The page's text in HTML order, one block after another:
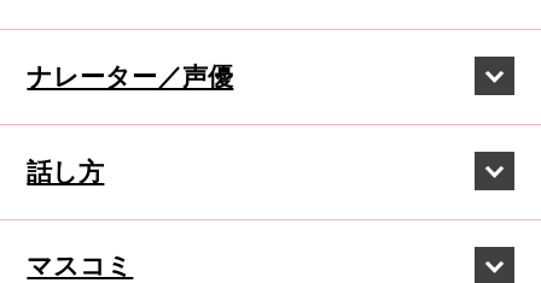
ナレーター／声優
話し方
マスコミ